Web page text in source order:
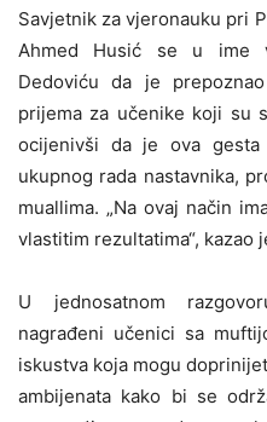
Savjetnik za vjeronauku pri
Ahmed Husić se u ime
Dedoviću da je
prijema za učenike koji su
ocijenivši da je ova gesta
ukupnog rada nastavnika,
muallima. „Na ovaj način
vlastitim rezultatima“, kazao
U jednosatnom
nagrađeni učenici sa
iskustva koja mogu
ambijenata kako bi se